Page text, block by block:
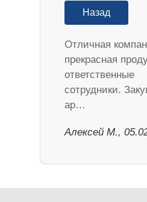
Назад
Отличная
прекрасная
ответственные
сотрудники.
ар…
Алексей М.,